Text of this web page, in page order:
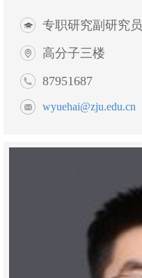
专职研究副研究员
高分子三楼
87951687
wyuehai@zju.edu.cn